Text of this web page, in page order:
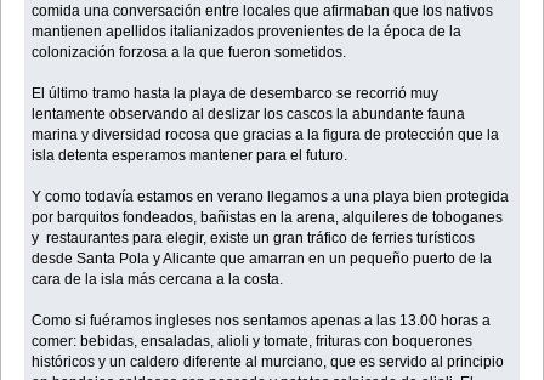
comida una conversación entre locales que afirmaban que los nativos
mantienen apellidos italianizados provenientes de la época de la
colonización forzosa a la que fueron sometidos.
El último tramo hasta la playa de desembarco se recorrió muy
lentamente observando al deslizar los cascos la abundante fauna
marina y diversidad rocosa que gracias a la figura de protección que la
isla detenta esperamos mantener para el futuro.
Y como todavía estamos en verano llegamos a una playa bien protegida
por barquitos fondeados, bañistas en la arena, alquileres de toboganes
y restaurantes para elegir, existe un gran tráfico de ferries turísticos
desde Santa Pola y Alicante que amarran en un pequeño puerto de la
cara de la isla más cercana a la costa.
Como si fuéramos ingleses nos sentamos apenas a las 13.00 horas a
comer: bebidas, ensaladas, alioli y tomate, frituras con boquerones
históricos y un caldero diferente al murciano, que es servido al principio